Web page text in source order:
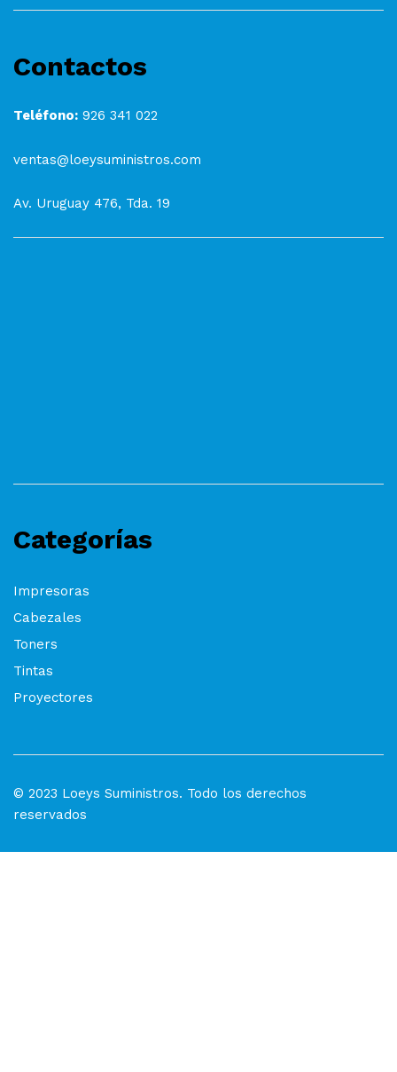
Contactos
Teléfono: 926 341 022
ventas@loeysuministros.com
Av. Uruguay 476, Tda. 19
Categorías
Impresoras
Cabezales
Toners
Tintas
Proyectores
© 2023 Loeys Suministros. Todo los derechos
reservados